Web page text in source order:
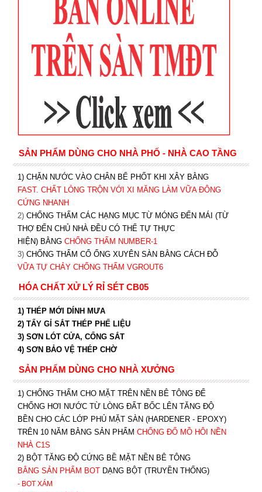
SẢN PHẨM DÙNG CHO NHÀ PHỐ - NHÀ CAO TẦNG
1) CHẶN NƯỚC VÀO CHÂN BỂ PHỐT KHI XÂY BẰNG
FAST. CHẤT LỎNG TRỘN VỚI XI MĂNG LÀM VỮA ĐÔNG
CỨNG NHANH
2) CHỐNG THẤM CÁC HẠNG MỤC TỪ MÓNG ĐẾN MÁI (TỪ
THỢ ĐẾN CHỦ NHÀ ĐỀU CÓ THỂ TỰ THỰC
HIỆN) BẰNG CHỐNG THẤM NUMBER-1
3) CHỐNG THẤM CỔ ỐNG XUYÊN SÀN BẰNG CÁCH ĐỖ
VỮA TỰ CHẢY CHỐNG THẤM VGROUT6
HÓA CHẤT XỬ LÝ RỈ SÉT CB05
1) THÉP MỚI DÍNH MƯA
2) TẨY GỈ SẮT THÉP PHẾ LIỆU
3) SƠN LÓT CỬA, CỔNG SẮT
4) SƠN BẢO VỆ THÉP CHỜ
SẢN PHẨM DÙNG CHO NHÀ XƯỞNG
1) CHỐNG THẤM CHO MẶT TRÊN NỀN BÊ TÔNG ĐỂ
CHỐNG HƠI NƯỚC TỪ LÒNG ĐẤT BỐC LÊN TĂNG ĐỘ
BỀN CHO CÁC LỚP PHỦ MẶT SÀN (HARDENER - EPOXY)
TRÊN 10 NĂM BẰNG SẢN PHẨM CHỐNG ĐỔ MỒ HÔI NỀN
NHÀ C1S
2) BỘT TĂNG ĐỘ CỨNG BỀ MẶT NỀN BÊ TÔNG
BẰNG SẢN PHẨM BOTDẠNG BỘT (TRUYỀN THỐNG)
- BOT XÁM